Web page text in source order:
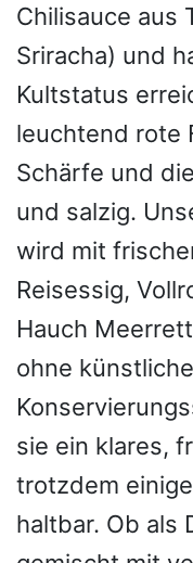
Chilisauce aus
Sriracha) und
Kultstatus
leuchtend rote
Schärfe und
und salzig.
wird mit
Reisessig,
Hauch
ohne
sie ein klares,
trotzdem
haltbar. Ob als